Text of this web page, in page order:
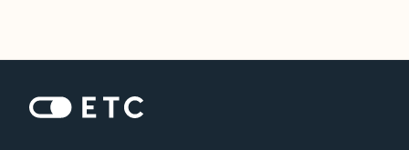
Startseite: ETC